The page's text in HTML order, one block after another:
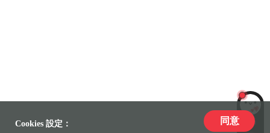
LiLi
Cookies 設定： 同意